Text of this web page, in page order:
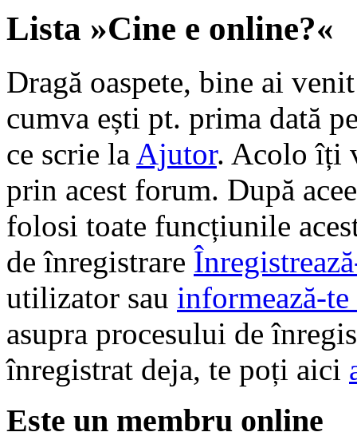
Lista »Cine e online?«
Dragă oaspete, bine ai
cumva ești pt. prima dată
ce scrie la Ajutor. Acolo îți
prin acest forum. După
folosi toate funcțiunile
de înregistrare
utilizator sau informează-
asupra procesului de
înregistrat deja, te poți aici
Este un membru online